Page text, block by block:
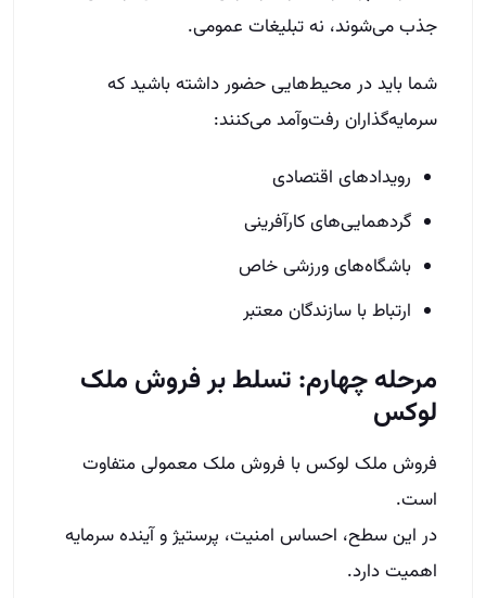
جذب می‌شوند، نه تبلیغات عمومی.
شما باید در محیط‌هایی حضور داشته باشید که
سرمایه‌گذاران رفت‌وآمد می‌کنند:
رویدادهای اقتصادی
گردهمایی‌های کارآفرینی
باشگاه‌های ورزشی خاص
ارتباط با سازندگان معتبر
مرحله چهارم: تسلط بر فروش ملک
لوکس
فروش ملک لوکس با فروش ملک معمولی متفاوت
است.
در این سطح، احساس امنیت، پرستیژ و آینده سرمایه
اهمیت دارد.